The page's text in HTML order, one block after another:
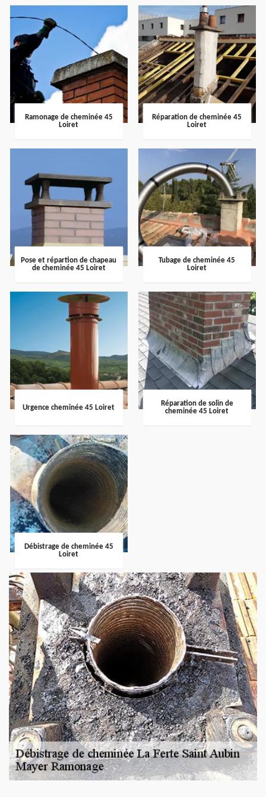
Ramonage de cheminée 45
Loiret
Réparation de cheminée 45
Loiret
Pose et répartion de chapeau
de cheminée 45 Loiret
Tubage de cheminée 45
Loiret
Urgence cheminée 45 Loiret
Réparation de solin de
cheminée 45 Loiret
Débistrage de cheminée 45
Loiret